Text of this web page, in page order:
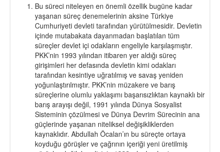
Bu süreci niteleyen en önemli özellik bugüne kadar
yaşanan süreç denemelerinin aksine Türkiye
Cumhuriyeti devleti tarafından yürütülmesidir. Devletin
içinde mutabakata dayanmadan başlatılan tüm
süreçler devlet içi odakların engeliyle karşılaşmıştır.
PKK’nin 1993 yılından itibaren yer aldığı süreç
girişimleri her defasında devletin kimi odakları
tarafından kesintiye uğratılmış ve savaş yeniden
yoğunlaştırılmıştır. PKK’nin müzakere ve barış
süreçlerine olumlu yaklaşımı başarısızlıktan kaynaklı bir
barış arayışı değil, 1991 yılında Dünya Sosyalist
Sisteminin çözülmesi ve Dünya Devrim Sürecinin ana
güçlerinde yaşanan niteliksel değişikliklerden
kaynaklıdır. Abdullah Öcalan’ın bu süreçte ortaya
koyduğu görüşler ve çağrının içeriği yeni üretilmiş